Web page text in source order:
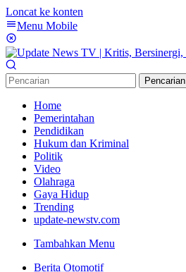
Loncat ke konten
Menu Mobile
Pencarian
Home
Pemerintahan
Pendidikan
Hukum dan Kriminal
Politik
Video
Olahraga
Gaya Hidup
Trending
update-newstv.com
Tambahkan Menu
Berita Otomotif